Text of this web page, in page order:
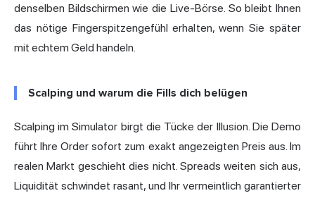
denselben Bildschirmen wie die Live-Börse. So bleibt Ihnen
das nötige Fingerspitzengefühl erhalten, wenn Sie später
mit echtem Geld handeln.
Scalping und warum die Fills dich belügen
Scalping im Simulator birgt die Tücke der Illusion. Die Demo
führt Ihre Order sofort zum exakt angezeigten Preis aus. Im
realen Markt geschieht dies nicht. Spreads weiten sich aus,
Liquidität schwindet rasant, und Ihr vermeintlich garantierter